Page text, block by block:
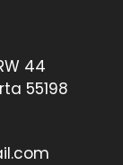
44
55198